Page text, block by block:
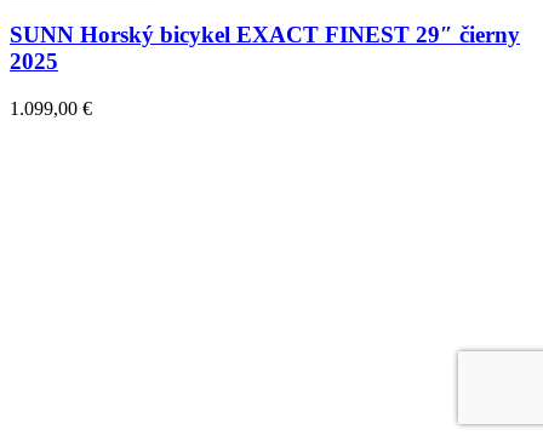
Možnosti
si
SUNN Horský bicykel EXACT FINEST 29″ čierny
2025
1.099,00 €